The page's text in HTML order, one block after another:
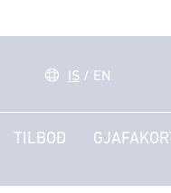
IS / EN
TILBOÐ GJAFAKORT